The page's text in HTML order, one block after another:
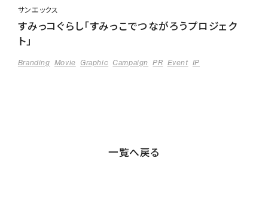
サンエックス
すみっコぐらし「すみっこでつながろうプロジェク
ト」
Branding Movie Graphic Campaign PR Event IP
一覧へ戻る